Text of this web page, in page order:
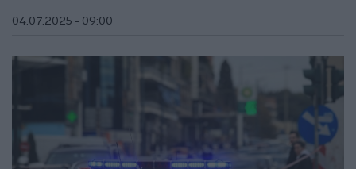
04.07.2025 - 09:00